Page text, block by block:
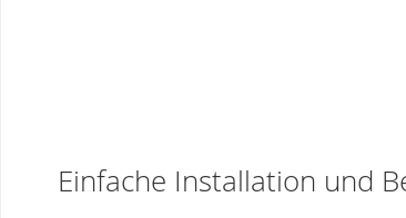
Einfache Installation und